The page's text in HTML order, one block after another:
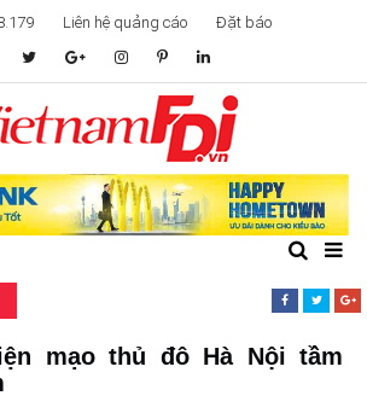
Liên hệ quảng cáo Đặt báo
TƯ
mạo thủ đô Hà Nội tầm